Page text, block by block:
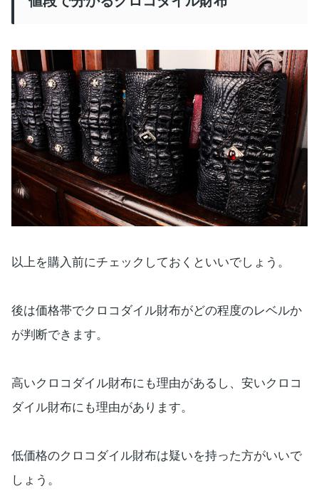
以上を購入前にチェックしておくといいでしょう。
後は価格帯でクロコダイル財布がどの程度のレベルか
が判断できます。
高いクロコダイル財布にも理由があるし、安いクロコ
ダイル財布にも理由があります。
低価格のクロコダイル財布は疑いを持った方がいいで
しょう。